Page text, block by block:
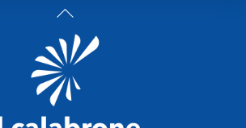
Back
To
Top